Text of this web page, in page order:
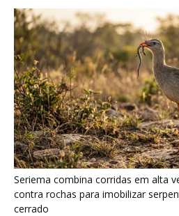
Seriema combina corridas em alta
contra rochas para imobilizar
cerrado